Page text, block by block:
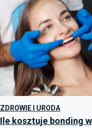
ZDROWIE I URODA
Ile kosztuje bonding